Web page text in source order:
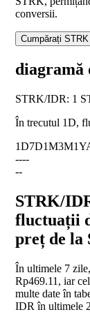
conversii.
Cumpărați
diagramă
STRK/IDR: 1
În trecutul 1D,
1D7D1M3M1Y
----
--
STRK/
fluctuații
preț de la
În ultimele 7
Rp469.11, iar
multe date în
IDR în ultimele